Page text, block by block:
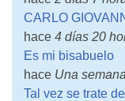
CARLO
hace 4 días 20
Es mi bisabuelo
hace Una
Tal vez se trate